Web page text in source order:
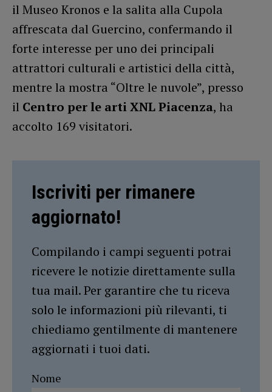
il Museo Kronos e la salita alla Cupola
affrescata dal Guercino, confermando il
forte interesse per uno dei principali
attrattori culturali e artistici della città,
mentre la mostra “Oltre le nuvole”, presso
il Centro per le arti XNL Piacenza, ha
accolto 169 visitatori.
Iscriviti per rimanere
aggiornato!
Compilando i campi seguenti potrai
ricevere le notizie direttamente sulla
tua mail. Per garantire che tu riceva
solo le informazioni più rilevanti, ti
chiediamo gentilmente di mantenere
aggiornati i tuoi dati.
Nome